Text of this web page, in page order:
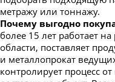
метражу или тоннажу.
Почему выгодно
более 15 лет работает
области, поставляет
и металлопрокат
контролирует процесс